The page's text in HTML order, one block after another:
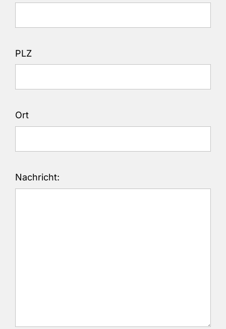
PLZ
Ort
Nachricht: